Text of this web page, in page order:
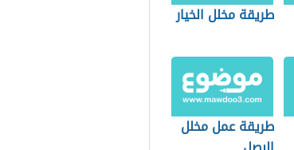
طريقة مخلل الخيار
طريقة عمل مخلل